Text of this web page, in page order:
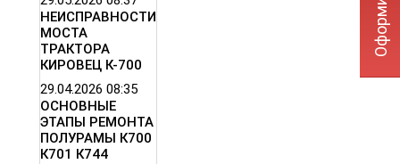
НЕИСПРАВНОСТИ
МОСТА
ТРАКТОРА
КИРОВЕЦ К-700
29.04.2026 08:35
ОСНОВНЫЕ
ЭТАПЫ РЕМОНТА
ПОЛУРАМЫ К700
К701 К744